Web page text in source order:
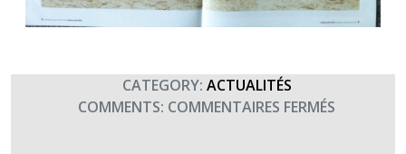
CATEGORY: ACTUALITÉS
COMMENTS: COMMENTAIRES FERMÉS
RMBS